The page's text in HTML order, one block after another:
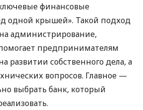
финансовые
одной крышей». Такой подход
администрирование,
предпринимателям
развитии собственного дела, а
вопросов. Главное —
выбрать банк, который